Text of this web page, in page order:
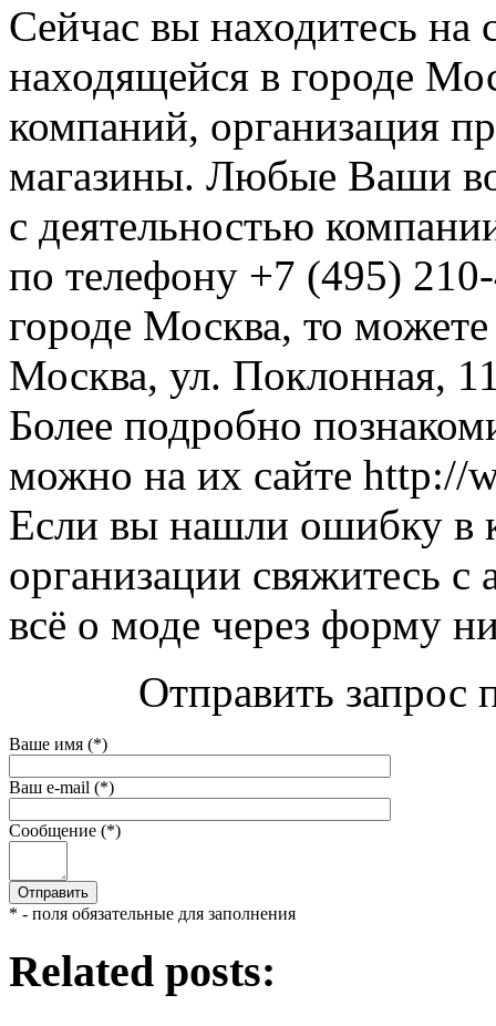
Сейчас вы находитесь на
находящейся в городе
компаний, организация
магазины. Любые Ваши
с деятельностью
по телефону +7 (495)
городе Москва, то
Москва, ул. Поклонная,
Более подробно
можно на их сайте http://
Если вы нашли ошибку в
организации свяжитесь
всё о моде через форму
Отправить запрос
Ваше имя (*)
Ваш e-mail (*)
Сообщение (*)
* - поля обязательные для заполнения
Related posts: